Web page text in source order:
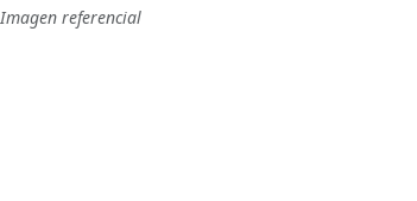
Imagen referencial